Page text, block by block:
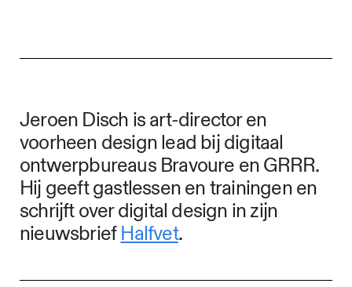
Jeroen Disch is art-director en
voorheen design lead bij digitaal
ontwerpbureaus Bravoure en GRRR.
Hij geeft gastlessen en trainingen en
schrijft over digital design in zijn
nieuwsbriefHalfvet.